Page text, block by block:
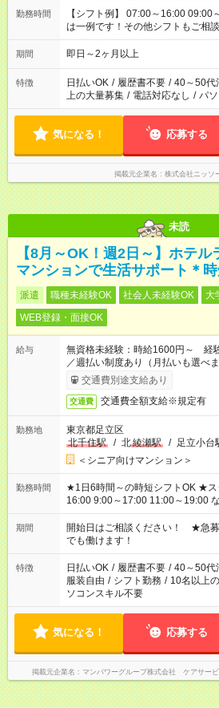
勤務時間
【シフト例】 07:00～16:00 09:00～
は一例です！その他シフトもご相
期間 即日～2ヶ月以上
特徴 日払いOK / 履歴書不要 / 40～50代
上の大量募集 / 電話対応なし / パ
気になる！ 応募する
掲載元企業名 株式会社ニッソ
未読
【8月～OK！週2日～】ホテ
マンションで生活サポート＊
派遣 職種未経験OK 社会人未経験OK 大
WEB登録・面接OK
給与
無資格未経験：時給1600円～ 経
／週払い制度あり（月払いも選べ
了次第のお支払いとなります。
交通費別途支給あり
交通費 交通費全額支給※規定有
勤務地
東京都足立区
北千住駅
/ 北綾瀬駅 / 足立小台
＜シニア向けマンション＞
勤務時間
★1日6時間～の時短シフトOK ★スタート時間選べます！ 7:00～
16:00 9:00～17:00 11:00～19:00 など 残業
場合、他のお仕事と合わせ週40時
ん ※法令に基づき、週20時間以上
となります ※労働者派遣法（日雇
短時間・短期間の就業はご案内が
期間
開始日はご相談ください！ ★急
でも働けます！
特徴 日払いOK / 履歴書不要 / 40～50代
服装自由 / シフト勤務 / 10名以上
ソコンスキル不要
気になる！ 応募する
掲載元企業名 マンパワーグループ株式会社 ケアサー